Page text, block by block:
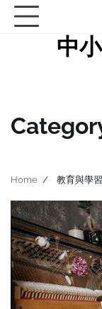
Skip
中
Home 教育與學習